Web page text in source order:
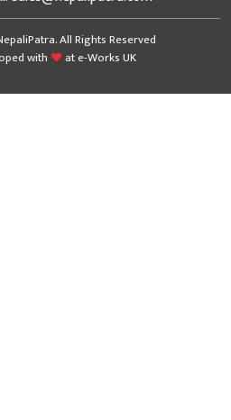
All Rights Reserved
with
ate-Works UK